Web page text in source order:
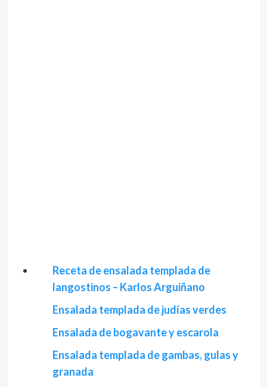
Receta de ensalada templada de
langostinos – Karlos Arguiñano
Ensalada templada de judías verdes
Ensalada de bogavante y escarola
Ensalada templada de gambas, gulas y
granada